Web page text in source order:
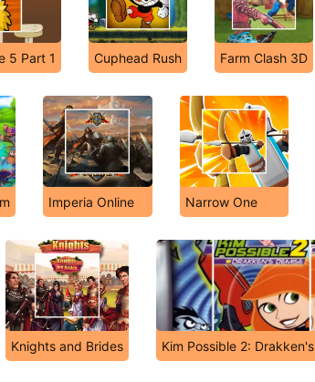
5 Part 1 Cuphead Rush Farm Clash 3D
Imperia Online Narrow One
Knights and Brides Kim Possible 2: